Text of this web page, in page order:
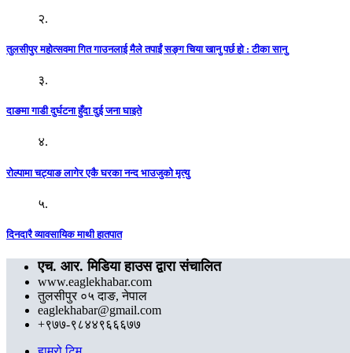
२.
तुलसीपुर महोत्सवमा गित गाउनलाई मैले तपाईं सङ्ग चिया खानु पर्छ हो : टीका सानु
३.
दाङमा गाडी दुर्घटना हुँदा दुई जना घाइते
४.
रोल्पामा चट्याङ लागेर एकै घरका नन्द भाउजुको मृत्यु
५.
दिनदारै व्यावसायिक माथी हातपात
एच. आर. मिडिया हाउस द्वारा संचालित
www.eaglekhabar.com
तुलसीपुर ०५ दाङ, नेपाल
eaglekhabar@gmail.com
+९७७-९८४४९६६६७७